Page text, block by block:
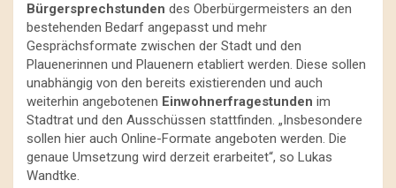
Bürgersprechstunden des Oberbürgermeisters an den
bestehenden Bedarf angepasst und mehr
Gesprächsformate zwischen der Stadt und den
Plauenerinnen und Plauenern etabliert werden. Diese sollen
unabhängig von den bereits existierenden und auch
weiterhin angebotenen Einwohnerfragestunden im
Stadtrat und den Ausschüssen stattfinden. „Insbesondere
sollen hier auch Online-Formate angeboten werden. Die
genaue Umsetzung wird derzeit erarbeitet“, so Lukas
Wandtke.